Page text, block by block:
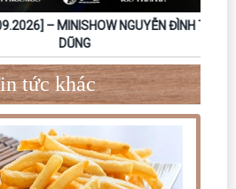
– MINISHOW NGUYỄN ĐÌNH TUẤN
tức khác